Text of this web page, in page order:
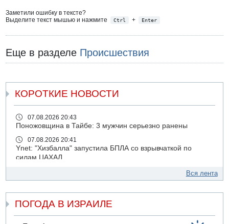
Заметили ошибку в тексте?
Выделите текст мышью и нажмите
Ctrl + Enter
Еще в разделе Происшествия
КОРОТКИЕ НОВОСТИ
07.08.2026 20:43
Поножовщина в Тайбе: 3 мужчин серьезно ранены
07.08.2026 20:41
Ynet: "Хизбалла" запустила БПЛА со взрывчаткой по
силам ЦАХАЛ
ДТП в Ашдоде: тяжело ранены двое маленьких детей
07.08.2026 19:14
Скончался водитель, врезавшийся в стену в
Иерусалиме
Вся лента
ПОГОДА В ИЗРАИЛЕ